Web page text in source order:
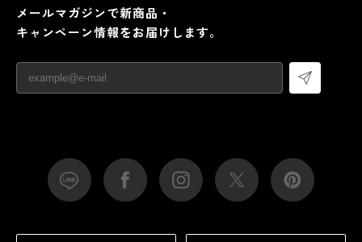
メールマガジンで新商品・
キャンペーン情報をお届けします。